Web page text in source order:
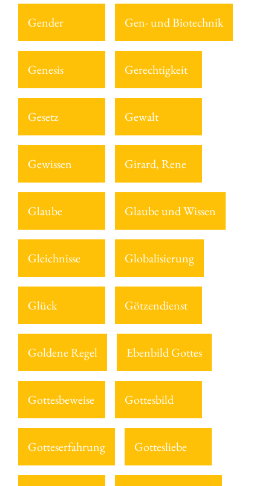
Gender Gen- und Biotechnik
Genesis Gerechtigkeit
Gesetz Gewalt
Gewissen Girard, Rene
Glaube Glaube und Wissen
Gleichnisse Globalisierung
Glück Götzendienst
Goldene Regel Ebenbild Gottes
Gottesbeweise Gottesbild
Gotteserfahrung Gottesliebe